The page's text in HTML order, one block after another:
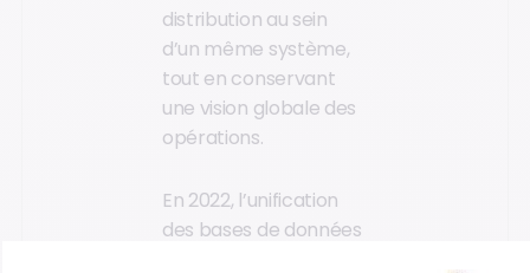
distribution au sein
d’un même système,
tout en conservant
une vision globale des
opérations.
En 2022, l’unification
des bases de données